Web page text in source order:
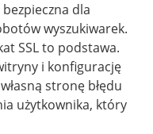
dla
wyszukiwarek.
SSL to podstawa.
i konfigurację
stronę błędu
użytkownika, który